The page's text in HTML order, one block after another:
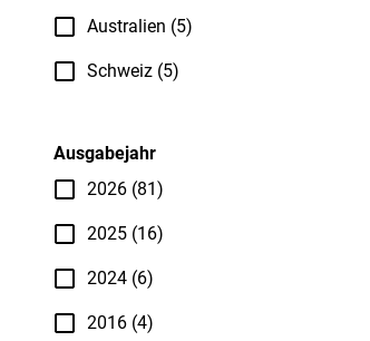
Australien (5)
Schweiz (5)
Ausgabejahr
2026 (81)
2025 (16)
2024 (6)
2016 (4)